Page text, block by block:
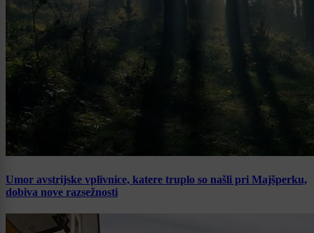
Umor avstrijske vplivnice, katere truplo so našli pri Majšperku,
dobiva nove razsežnosti